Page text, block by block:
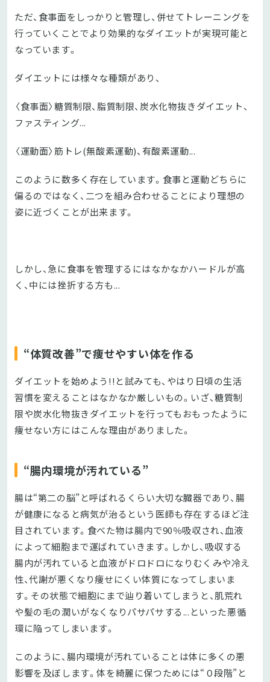
ただ、食事面をしっかりと管理し、併せてトレーニングを
行っていくことでより効果的なダイエットが実現可能と
なっています。
ダイエットには様々な種類があり、
〈食事面〉糖質制限、脂質制限、炭水化物抜きダイエット、
ファスティング...
〈運動面〉筋トレ(無酸素運動)、有酸素運動...
このように数多く存在しています。食事と運動どちらに
偏るのではなく、二つを組み合わせることにより理想の
姿に近づくことが出来ます。
しかし、急に食事を管理するにはなかなかハードルが高
く、中には挫折する方も...
“体質改善”で痩せやすい体を作る
ダイエットを始めよう!!と試みても、やはり日頃の生活
習慣を変えることはなかなか厳しいもの。いざ、糖質制
限や炭水化物抜きダイエットを行ってもおもったように
痩せない方にはこんな理由がありました。
“腸内環境が汚れている”
腸は“第二の脳”と呼ばれるくらい大切な臓器であり、腸
が健康になると病気が治るという医師も存在するほど注
目されています。食べた物は腸内で90％吸収され、血液
によって細胞まで運ばれていきます。しかし、吸収する
腸内が汚れていると血液がドロドロになりむくみや冷え
性、代謝が悪くなり痩せにくい体質になってしまいま
す。その状態で細胞にまで辿り着いてしまうと、肌荒れ
や髪の毛の潤いがなくなりパサパサする...といった悪循
環に陥ってしまいます。
このように、腸内環境が汚れていることは体に多くの悪
影響を及ぼします。体を綺麗に保つためには“０段階”と